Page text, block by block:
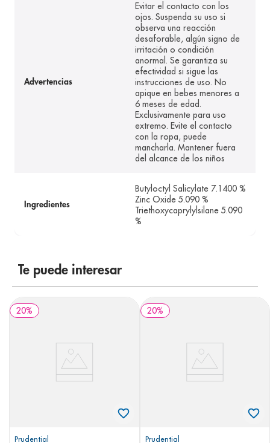
Advertencias
Evitar el contacto con los
ojos. Suspenda su uso si
observa una reacción
desaforable, algún signo de
irritación o condición
anormal. Se garantiza su
efectividad si sigue las
instrucciones de uso. No
apique en bebes menores a
6 meses de edad.
Exclusivamente para uso
extremo. Evite el contacto
con la ropa, puede
mancharla. Mantener fuera
del alcance de los niños
Ingredientes
Butyloctyl Salicylate 7.1400 %
Zinc Oxide 5.090 %
Triethoxycaprylylsilane 5.090
%
Te puede interesar
20%
Prudential
20%
Prudential